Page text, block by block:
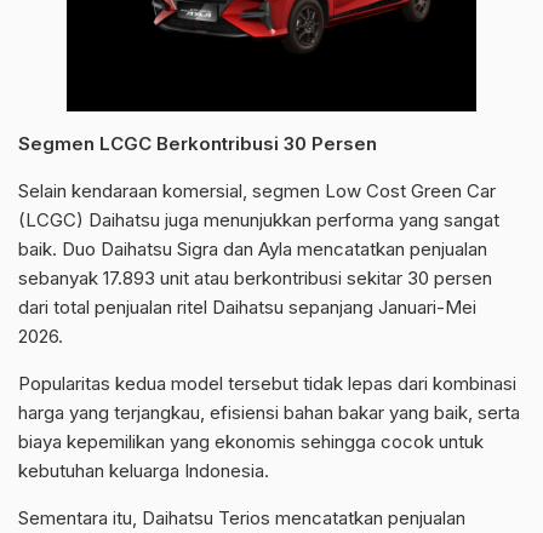
Segmen LCGC Berkontribusi 30 Persen
Selain kendaraan komersial, segmen Low Cost Green Car
(LCGC) Daihatsu juga menunjukkan performa yang sangat
baik. Duo Daihatsu Sigra dan Ayla mencatatkan penjualan
sebanyak 17.893 unit atau berkontribusi sekitar 30 persen
dari total penjualan ritel Daihatsu sepanjang Januari-Mei
2026.
Popularitas kedua model tersebut tidak lepas dari kombinasi
harga yang terjangkau, efisiensi bahan bakar yang baik, serta
biaya kepemilikan yang ekonomis sehingga cocok untuk
kebutuhan keluarga Indonesia.
Sementara itu, Daihatsu Terios mencatatkan penjualan